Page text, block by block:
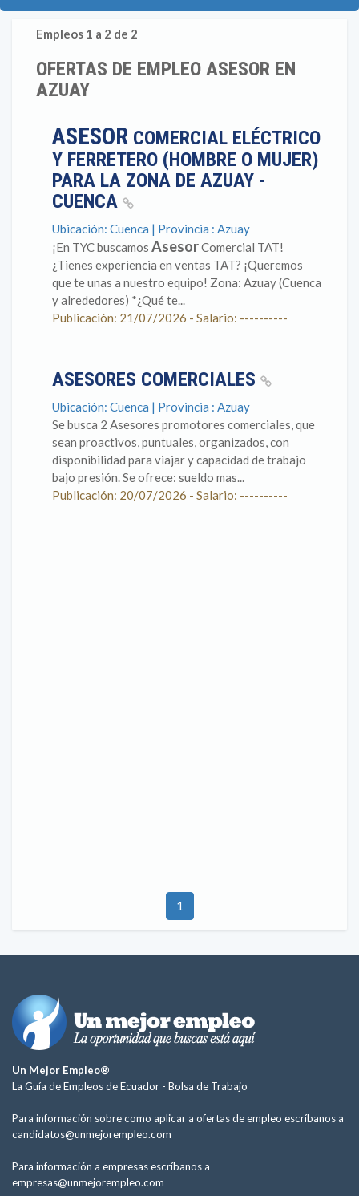
Empleos 1 a 2 de 2
OFERTAS DE EMPLEO ASESOR EN
AZUAY
ASESOR COMERCIAL ELÉCTRICO
Y FERRETERO (HOMBRE O MUJER)
PARA LA ZONA DE AZUAY -
CUENCA
Ubicación: Cuenca | Provincia : Azuay
¡En TYC buscamos AsesorComercial TAT!
¿Tienes experiencia en ventas TAT? ¡Queremos
que te unas a nuestro equipo! Zona: Azuay (Cuenca
y alrededores) *¿Qué te...
Publicación: 21/07/2026 - Salario: ----------
ASESORES COMERCIALES
Ubicación: Cuenca | Provincia : Azuay
Se busca 2 Asesores promotores comerciales, que
sean proactivos, puntuales, organizados, con
disponibilidad para viajar y capacidad de trabajo
bajo presión. Se ofrece: sueldo mas...
Publicación: 20/07/2026 - Salario: ----------
1
Un Mejor Empleo®
La Guía de Empleos de Ecuador - Bolsa de Trabajo
Para información sobre como aplicar a ofertas de empleo escríbanos a
candidatos@unmejorempleo.com
Para información a empresas escríbanos a
empresas@unmejorempleo.com